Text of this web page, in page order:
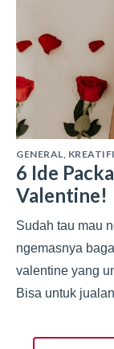
GENERAL,
6 Ide
Valentine!
Sudah tau mau
ngemasnya
valentine yang
Bisa untuk